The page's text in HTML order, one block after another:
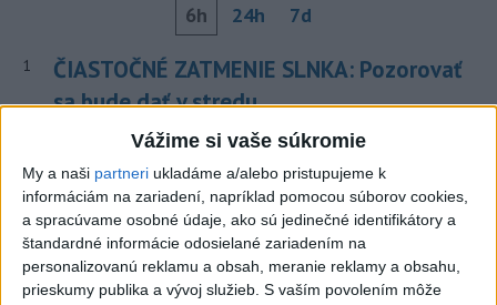
Vážime si vaše súkromie
My a naši partneri ukladáme a/alebo pristupujeme k
informáciám na zariadení, napríklad pomocou súborov cookies,
a spracúvame osobné údaje, ako sú jedinečné identifikátory a
štandardné informácie odosielané zariadením na
personalizovanú reklamu a obsah, meranie reklamy a obsahu,
prieskumy publika a vývoj služieb. S vaším povolením môže
6h 24h 7d
1
ČIASTOČNÉ ZATMENIE SLNKA: Pozorovať
sa bude dať v stredu
V časti Košice-Krásna otvorili park pomenovaný po
kňazovi Semivanovi
3 POŽIAR V SLOVNAFTE: Došlo k narušeniu jednej z nádrží
Pri požiari lesného porastu v Trstíne zasahuje takmer 50
hasičov